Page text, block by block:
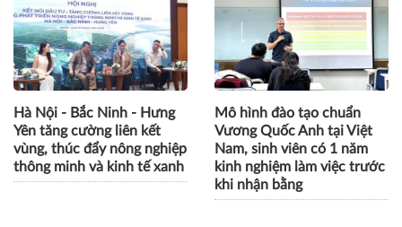
Hà Nội - Bắc Ninh - Hưng
Yên tăng cường liên kết
vùng, thúc đẩy nông nghiệp
thông minh và kinh tế xanh
Mô hình đào tạo chuẩn
Vương Quốc Anh tại Việt
Nam, sinh viên có 1 năm
kinh nghiệm làm việc trước
khi nhận bằng